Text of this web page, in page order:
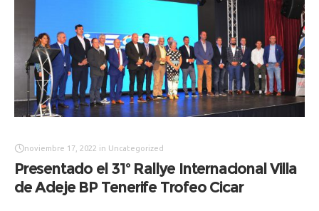
noviembre 17, 2022 in Uncategorized
Presentado el 31º Rallye Internacional Villa
de Adeje BP Tenerife Trofeo Cicar